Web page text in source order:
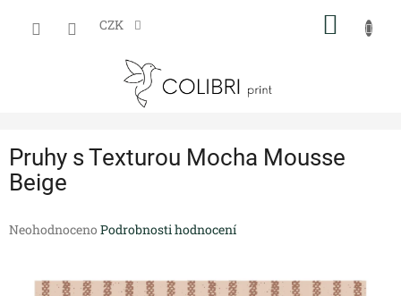
CZK
Pruhy s Texturou Mocha Mousse
Beige
Průměrné
Neohodnoceno Podrobnosti hodnocení